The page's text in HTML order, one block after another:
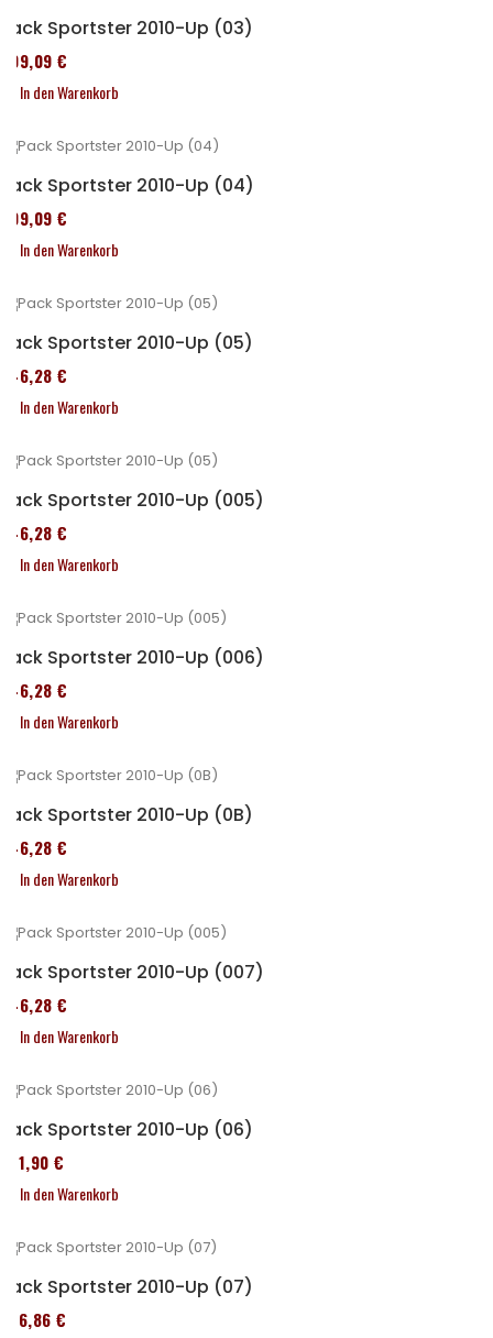
Pack Sportster 2010-Up (03)
409,09 €
In den Warenkorb
Pack Sportster 2010-Up (04)
409,09 €
In den Warenkorb
Pack Sportster 2010-Up (05)
246,28 €
In den Warenkorb
Pack Sportster 2010-Up (005)
246,28 €
In den Warenkorb
Pack Sportster 2010-Up (006)
246,28 €
In den Warenkorb
Pack Sportster 2010-Up (0B)
246,28 €
In den Warenkorb
Pack Sportster 2010-Up (007)
246,28 €
In den Warenkorb
Pack Sportster 2010-Up (06)
371,90 €
In den Warenkorb
Pack Sportster 2010-Up (07)
276,86 €